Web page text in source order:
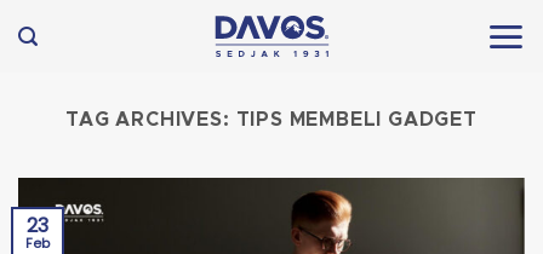
to
TAG ARCHIVES: TIPS MEMBELI GADGET
23
Feb